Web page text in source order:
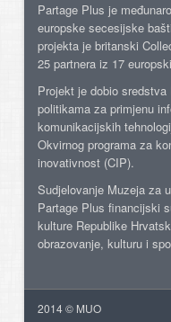
Partage Plus je
europske secesijske
projekta je britanski
25 partnera iz 17
Projekt je dobio
politikama za primjenu
komunikacijskih
Okvirnog programa za
inovativnost (CIP).
Sudjelovanje Muzeja za
Partage Plus financijski
kulture Republike
obrazovanje, kulturu i
2014 © MUO